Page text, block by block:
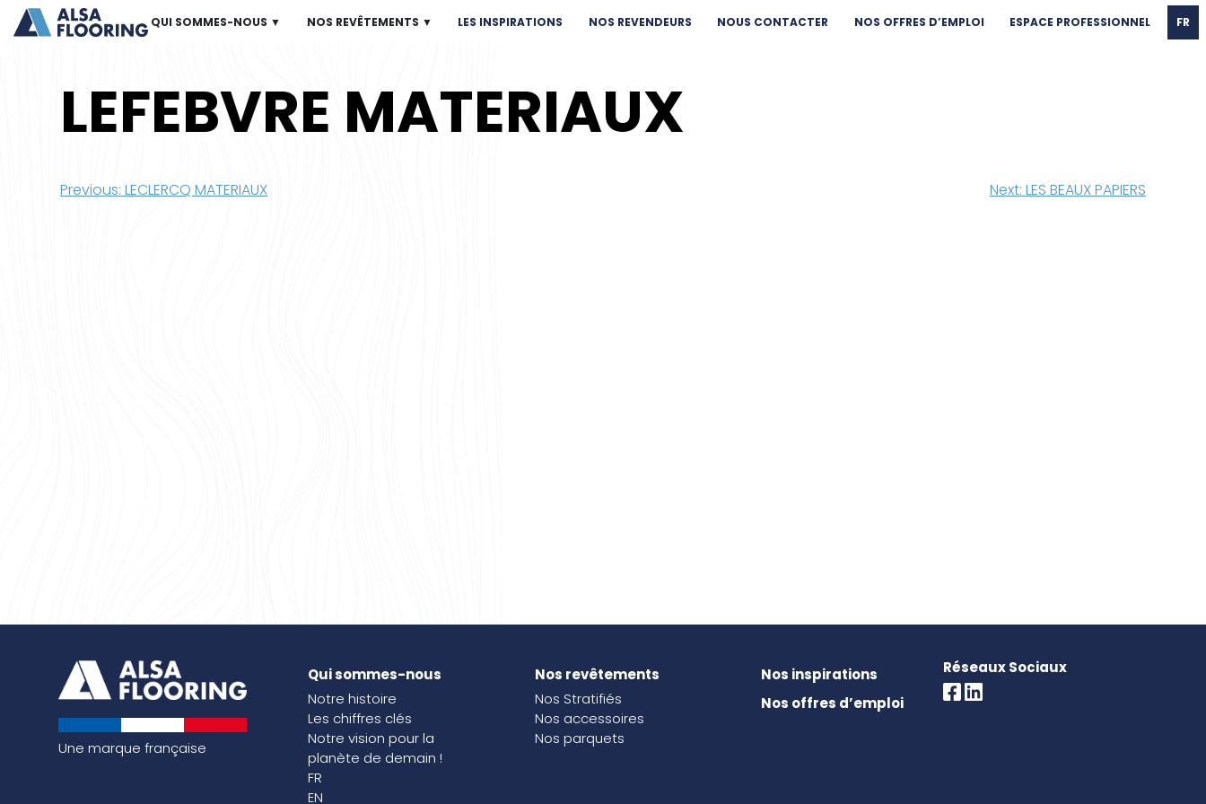
QUI SOMMES-NOUS ▼ NOS REVÊTEMENTS ▼ LES INSPIRATIONS NOS REVENDEURS NOUS CONTACTER NOS OFFRES D’EMPLOI ESPACE PROFESSIONNEL FR
LEFEBVRE MATERIAUX
Navigation
Previous: LECLERCQ MATERIAUX Next: LES BEAUX PAPIERS
Une marque française
Qui sommes-nous
Notre histoire
Les chiffres clés
Notre vision pour la
planète de demain !
FR
EN
Nos revêtements
Nos Stratifiés
Nos accessoires
Nos parquets
Nos inspirations
Nos offres d’emploi
Réseaux Sociaux